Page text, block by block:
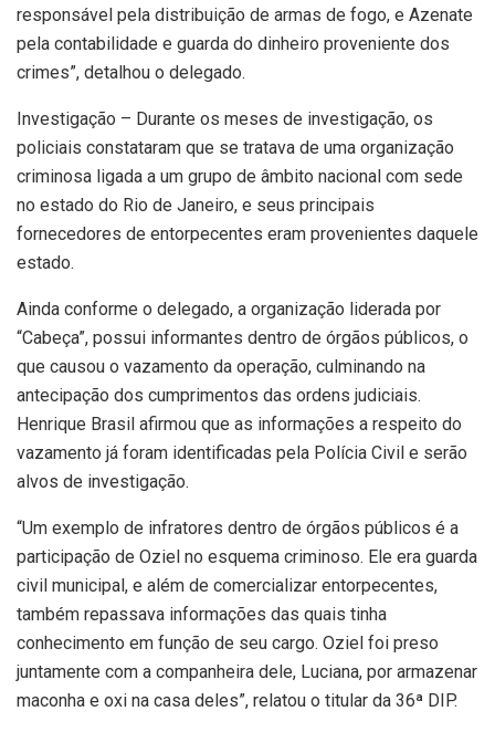
responsável pela distribuição de armas de fogo, e Azenate
pela contabilidade e guarda do dinheiro proveniente dos
crimes”, detalhou o delegado.
Investigação – Durante os meses de investigação, os
policiais constataram que se tratava de uma organização
criminosa ligada a um grupo de âmbito nacional com sede
no estado do Rio de Janeiro, e seus principais
fornecedores de entorpecentes eram provenientes daquele
estado.
Ainda conforme o delegado, a organização liderada por
“Cabeça”, possui informantes dentro de órgãos públicos, o
que causou o vazamento da operação, culminando na
antecipação dos cumprimentos das ordens judiciais.
Henrique Brasil afirmou que as informações a respeito do
vazamento já foram identificadas pela Polícia Civil e serão
alvos de investigação.
“Um exemplo de infratores dentro de órgãos públicos é a
participação de Oziel no esquema criminoso. Ele era guarda
civil municipal, e além de comercializar entorpecentes,
também repassava informações das quais tinha
conhecimento em função de seu cargo. Oziel foi preso
juntamente com a companheira dele, Luciana, por armazenar
maconha e oxi na casa deles”, relatou o titular da 36ª DIP.